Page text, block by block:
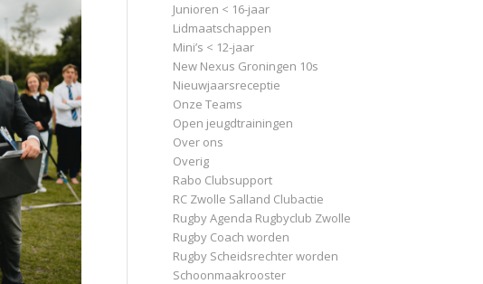
Junioren < 16-jaar
Lidmaatschappen
Mini’s < 12-jaar
New Nexus Groningen 10s
Nieuwjaarsreceptie
Onze Teams
Open jeugdtrainingen
Over ons
Overig
Rabo Clubsupport
RC Zwolle Salland Clubactie
Rugby Agenda Rugbyclub Zwolle
Rugby Coach worden
Rugby Scheidsrechter worden
Schoonmaakrooster